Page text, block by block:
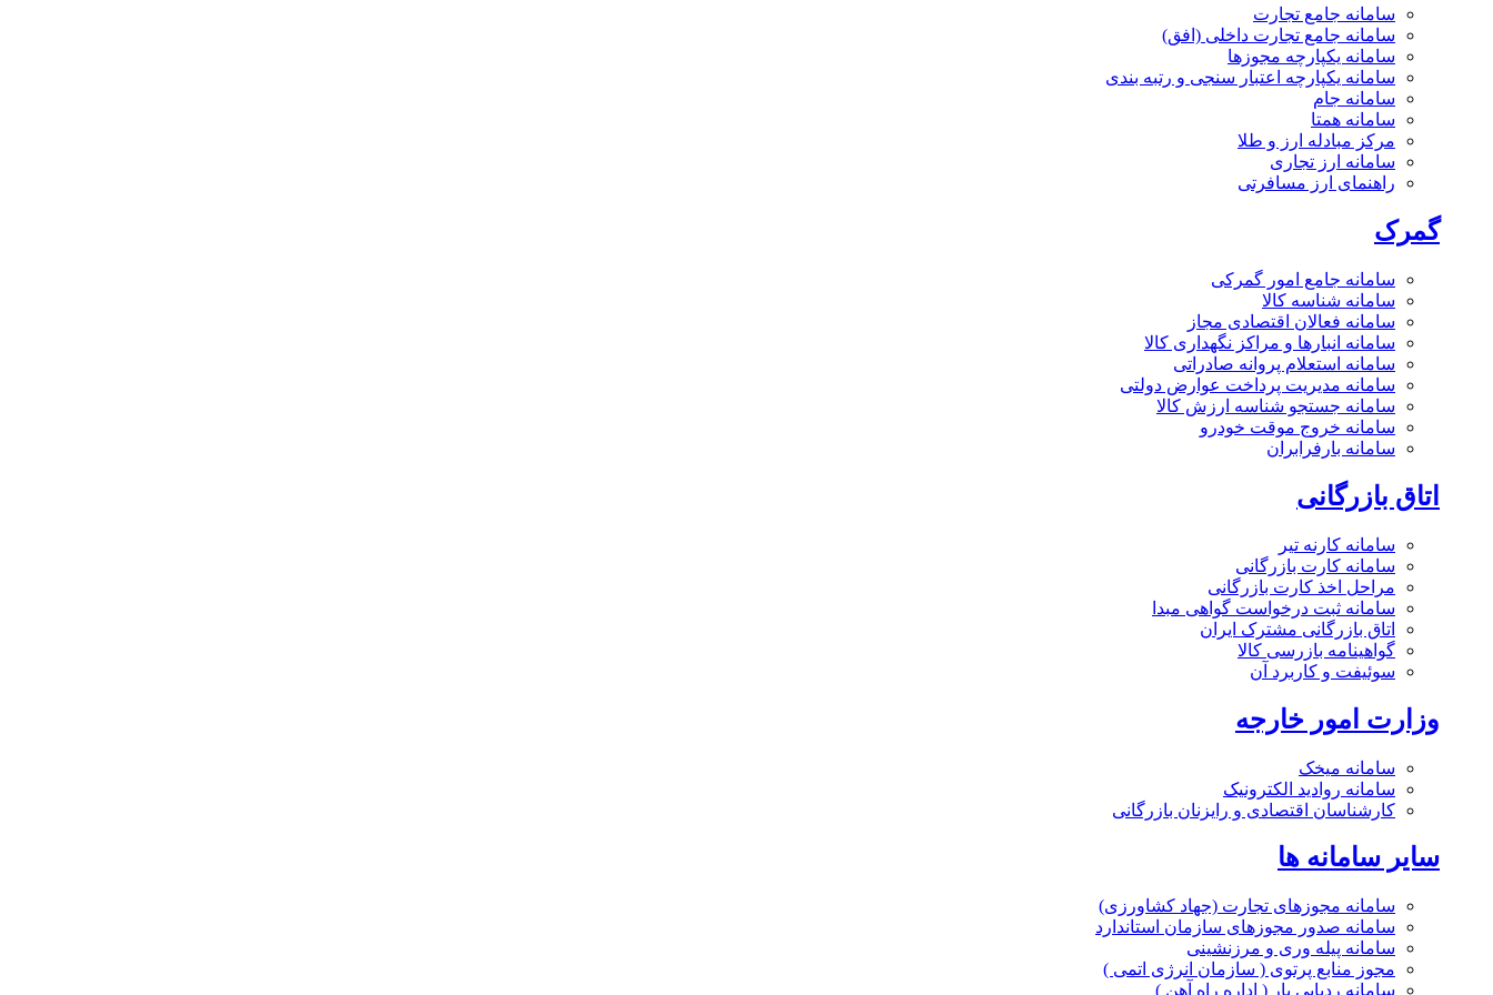
سامانه جامع تجارت
سامانه جامع تجارت داخلی (افق)
سامانه یکپارچه مجوزها
سامانه یکپارچه اعتبار سنجی و رتبه بندی
سامانه جام
سامانه همتا
مرکز مبادله ارز و طلا
سامانه ارز تجاری
راهنمای ارز مسافرتی
گمرک
سامانه جامع امور گمرکی
سامانه شناسه کالا
سامانه فعالان اقتصادی مجاز
سامانه انبارها و مراکز نگهداری کالا
سامانه استعلام پروانه صادراتی
سامانه مدیریت پرداخت عوارض دولتی
سامانه جستجو شناسه ارزش کالا
سامانه خروج موقت خودرو
سامانه بارفرابران
اتاق بازرگانی
سامانه کارنه تیر
سامانه کارت بازرگانی
مراحل اخذ کارت بازرگانی
سامانه ثبت درخواست گواهی مبدا
اتاق بازرگانی مشترک ایران
گواهینامه بازرسی کالا
سوئیفت و کاربرد آن
وزارت امور خارجه
سامانه میخک
سامانه روادید الکترونیک
کارشناسان اقتصادی و رایزنان بازرگانی
سایر سامانه ها
سامانه مجوزهای تجارت (جهاد کشاورزی)
سامانه صدور مجوزهای سازمان استاندارد
سامانه پیله وری و مرزنشینی
مجوز منابع پرتوی ( سازمان انرژی اتمی )
سامانه ردیابی بار ( اداره راه آهن )